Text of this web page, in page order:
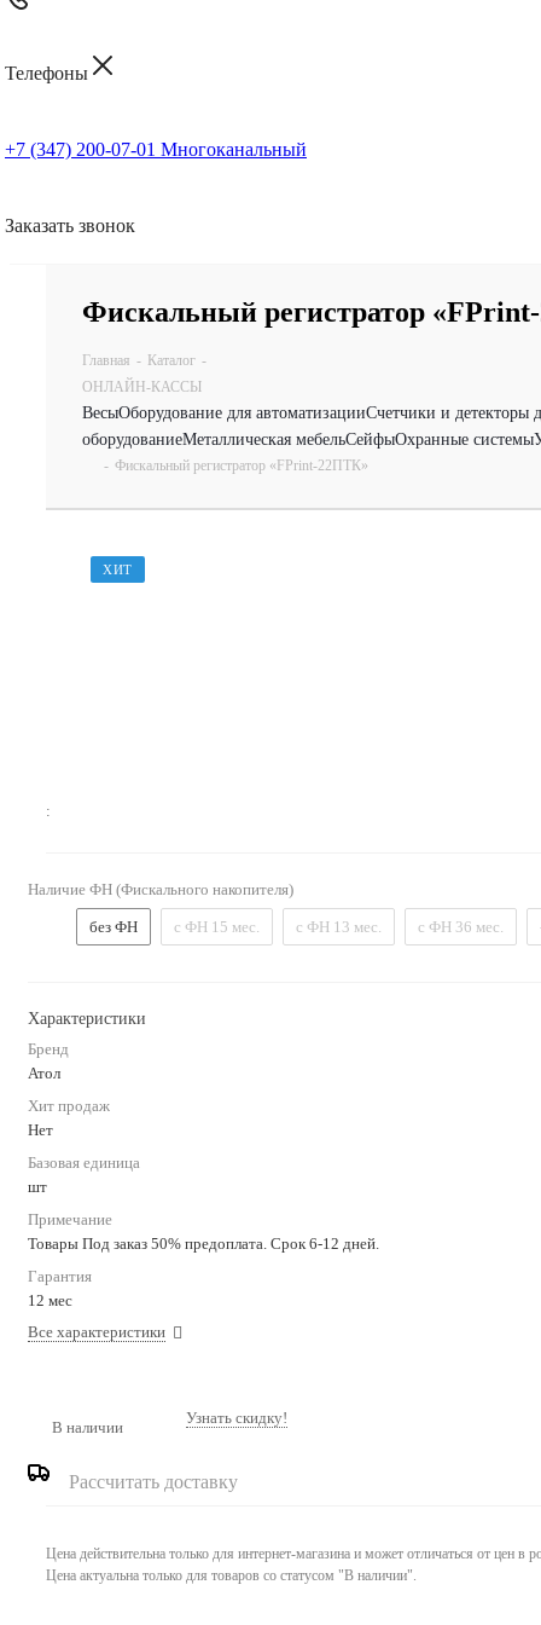
Телефоны
+7 (347) 200-07-01 Многоканальный
Заказать звонок
Фискальный регистратор
Главная - Каталог -
ОНЛАЙН-КАССЫ
ВесыОборудование для автоматизацииСчетчики и детекторы
оборудованиеМеталлическая мебельСейфыОхранные системы
- Фискальный регистратор «FPrint-22ПТК»
ХИТ
:
Наличие ФН (Фискального накопителя)
без ФН с ФН 15 мес. с ФН 13 мес. с ФН 36 мес.
Характеристики
Бренд
Атол
Хит продаж
Нет
Базовая единица
шт
Примечание
Товары Под заказ 50% предоплата. Срок 6-12 дней.
Гарантия
12 мес
Все характеристики
В наличии Узнать скидку!
Рассчитать доставку
Цена действительна только для интернет-магазина и может отличаться от цен в
Цена актуальна только для товаров со статусом "В наличии".